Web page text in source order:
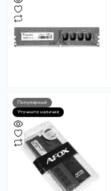
Популярный
Уточните наличие